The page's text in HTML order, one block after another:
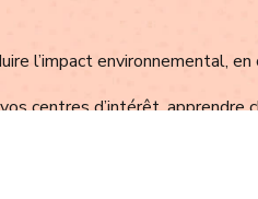
l’impact environnemental,
centres d’intérêt, apprendre